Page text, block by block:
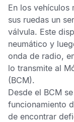
En los vehículos
sus ruedas un
válvula. Este
neumático y
onda de radio,
lo transmite al
(BCM).
Desde el BCM
funcionamiento
de encontrar